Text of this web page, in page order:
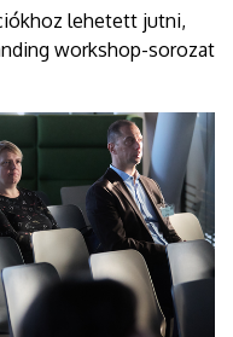
lehetett jutni,
workshop-sorozat